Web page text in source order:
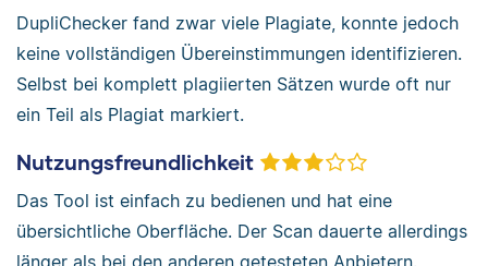
DupliChecker fand zwar viele Plagiate, konnte jedoch
keine vollständigen Übereinstimmungen identifizieren.
Selbst bei komplett plagiierten Sätzen wurde oft nur
ein Teil als Plagiat markiert.
Nutzungsfreundlichkeit
Das Tool ist einfach zu bedienen und hat eine
übersichtliche Oberfläche. Der Scan dauerte allerdings
länger als bei den anderen getesteten Anbietern.